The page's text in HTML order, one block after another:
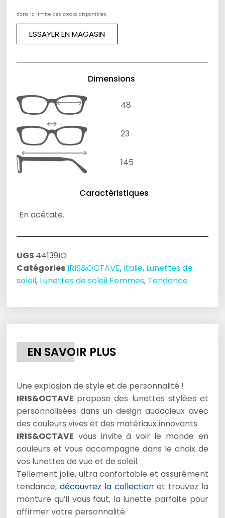
dans la limite des stocks disponibles.
ESSAYER EN MAGASIN
Dimensions
48
23
145
Caractéristiques
En acétate.
UGS 44139IO
Catégories IRIS&OCTAVE, Italie, Lunettes de
soleil, Lunettes de soleil Femmes, Tendance
EN SAVOIR PLUS
Une explosion de style et de personnalité !
IRIS&OCTAVE propose des lunettes stylées et
personnalisées dans un design audacieux avec
des couleurs vives et des matériaux innovants.
IRIS&OCTAVE vous invite à voir le monde en
couleurs et vous accompagne dans le choix de
vos lunettes de vue et de soleil.
Tellement jolie, ultra confortable et assurément
tendance,découvrez la collection et trouvez la
monture qu’il vous faut, la lunette parfaite pour
affirmer votre personnalité.